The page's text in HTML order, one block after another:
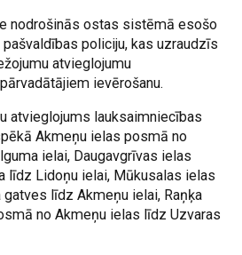
nodrošinās ostas sistēmā esošo
policiju, kas uzraudzīs
atvieglojumu
ievērošanu.
atvieglojums lauksaimniecības
Akmeņu ielas posmā no
ielai, Daugavgrīvas ielas
līdz Lidoņu ielai, Mūkusalas ielas
līdz Akmeņu ielai, Raņķa
no Akmeņu ielas līdz Uzvaras